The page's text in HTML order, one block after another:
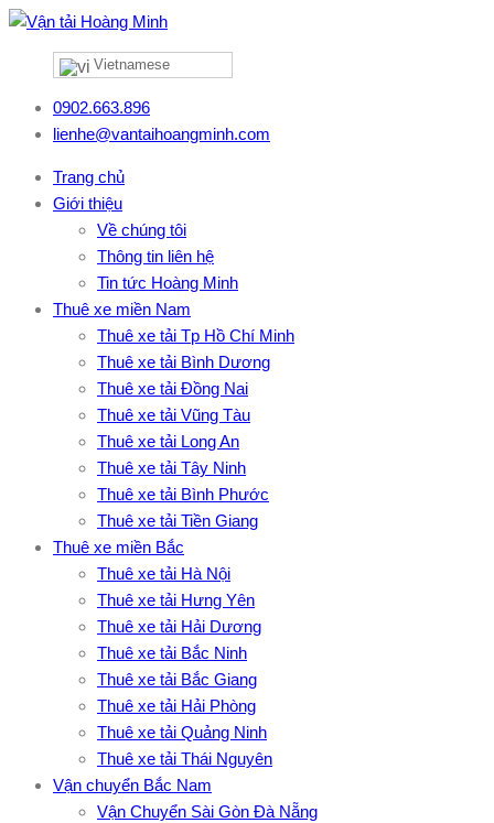
Vietnamese
0902.663.896
lienhe@vantaihoangminh.com
Trang chủ
Giới thiệu
Về chúng tôi
Thông tin liên hệ
Tin tức Hoàng Minh
Thuê xe miền Nam
Thuê xe tải Tp Hồ Chí Minh
Thuê xe tải Bình Dương
Thuê xe tải Đồng Nai
Thuê xe tải Vũng Tàu
Thuê xe tải Long An
Thuê xe tải Tây Ninh
Thuê xe tải Bình Phước
Thuê xe tải Tiền Giang
Thuê xe miền Bắc
Thuê xe tải Hà Nội
Thuê xe tải Hưng Yên
Thuê xe tải Hải Dương
Thuê xe tải Bắc Ninh
Thuê xe tải Bắc Giang
Thuê xe tải Hải Phòng
Thuê xe tải Quảng Ninh
Thuê xe tải Thái Nguyên
Vận chuyển Bắc Nam
Vận Chuyển Sài Gòn Đà Nẵng